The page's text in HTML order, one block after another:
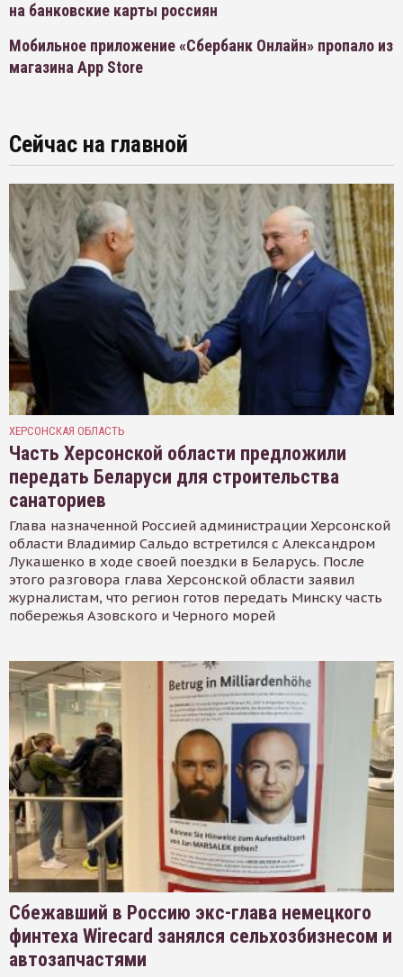
на банковские карты россиян
Мобильное приложение «Сбербанк Онлайн» пропало из
магазина App Store
Сейчас на главной
ХЕРСОНСКАЯ ОБЛАСТЬ
Часть Херсонской области предложили
передать Беларуси для строительства
санаториев
Глава назначенной Россией администрации Херсонской
области Владимир Сальдо встретился с Александром
Лукашенко в ходе своей поездки в Беларусь. После
этого разговора глава Херсонской области заявил
журналистам, что регион готов передать Минску часть
побережья Азовского и Черного морей
Сбежавший в Россию экс-глава немецкого
финтеха Wirecard занялся сельхозбизнесом и
автозапчастями